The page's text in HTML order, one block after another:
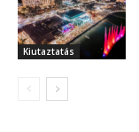
Kiutaztatás